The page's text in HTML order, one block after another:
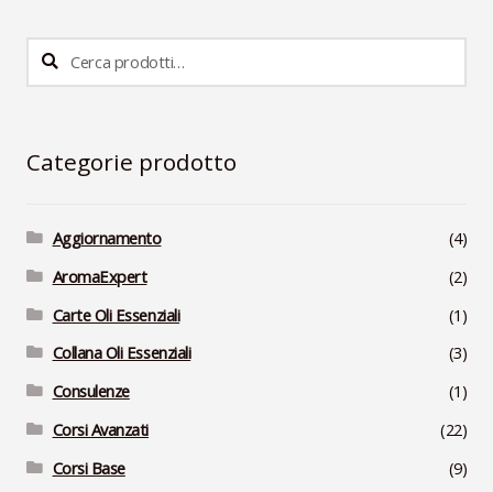
Cerca:
Cerca
Categorie prodotto
Aggiornamento
(4)
AromaExpert
(2)
Carte Oli Essenziali
(1)
Collana Oli Essenziali
(3)
Consulenze
(1)
Corsi Avanzati
(22)
Corsi Base
(9)